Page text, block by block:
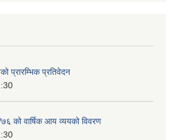
प्रारम्भिक प्रतिवेदन
को वार्षिक आय व्ययको विवरण